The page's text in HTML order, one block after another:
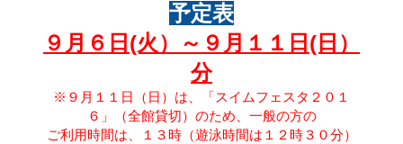
予定表
９月６日(火）～９月１１日(日）
分
※９月１１日（日）は、「スイムフェスタ２０１
６」（全館貸切）のため、 一般の方の
ご利用時間は、１３時（遊泳時間は１２時３０分）